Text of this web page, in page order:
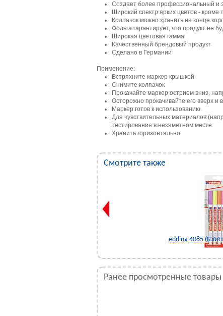
Создает более профессиональный и
Широкий спектр ярких цветов -
Колпачок можно хранить на конце
Фольга гарантирует, что продукт не
Широкая цветовая гамма
Качественный брендовый продукт
Сделано в Германии
Применение:
Встряхните маркер крышкой
Снимите колпачок
Прокачайте маркер острием вниз,
Осторожно прокачивайте его вверх и
Маркер готов к использованию.
Для чувствительных материалов
тестирование в незаметном месте.
Хранить горизонтально
Смотрите также
edding 4085
Ранее просмотренные товары